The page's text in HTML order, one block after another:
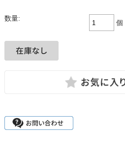
数量:
個